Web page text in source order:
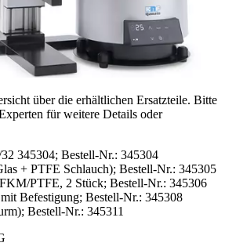
über die erhältlichen Ersatzteile. Bitte
für weitere Details oder
345304; Bestell-Nr.: 345304
+ PTFE Schlauch); Bestell-Nr.: 345305
PTFE, 2 Stück; Bestell-Nr.: 345306
Befestigung; Bestell-Nr.: 345308
Bestell-Nr.: 345311